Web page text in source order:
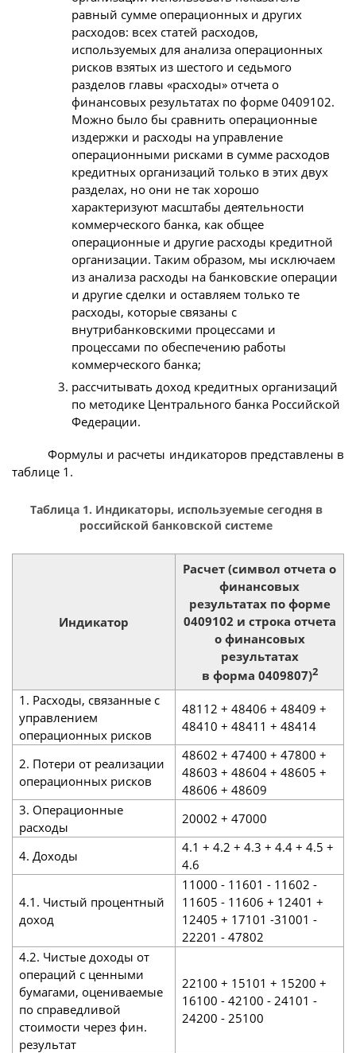
равный сумме операционных и других
расходов: всех статей расходов,
используемых для анализа операционных
рисков взятых из шестого и седьмого
разделов главы «расходы» отчета о
финансовых результатах по форме 0409102.
Можно было бы сравнить операционные
издержки и расходы на управление
операционными рисками в сумме расходов
кредитных организаций только в этих двух
разделах, но они не так хорошо
характеризуют масштабы деятельности
коммерческого банка, как общее
операционные и другие расходы кредитной
организации. Таким образом, мы исключаем
из анализа расходы на банковские операции
и другие сделки и оставляем только те
расходы, которые связаны с
внутрибанковскими процессами и
процессами по обеспечению работы
коммерческого банка;
рассчитывать доход кредитных организаций
по методике Центрального банка Российской
Федерации.
Формулы и расчеты индикаторов представлены в
таблице 1.
Таблица 1. Индикаторы, используемые сегодня в
российской банковской системе
Индикатор
Расчет (символ отчета о
финансовых
результатах по форме
0409102 и строка отчета
о финансовых
результатах
в форма 0409807)2
1. Расходы, связанные с
управлением
операционных рисков
48112 + 48406 + 48409 +
48410 + 48411 + 48414
2. Потери от реализации
операционных рисков
48602 + 47400 + 47800 +
48603 + 48604 + 48605 +
48606 + 48609
3. Операционные
расходы
20002 + 47000
4. Доходы
4.1 + 4.2 + 4.3 + 4.4 + 4.5 +
4.6
4.1. Чистый процентный
доход
11000 - 11601 - 11602 -
11605 - 11606 + 12401 +
12405 + 17101 -31001 -
22201 - 47802
4.2. Чистые доходы от
операций с ценными
бумагами, оцениваемые
по справедливой
стоимости через фин.
результат
22100 + 15101 + 15200 +
16100 - 42100 - 24101 -
24200 - 25100